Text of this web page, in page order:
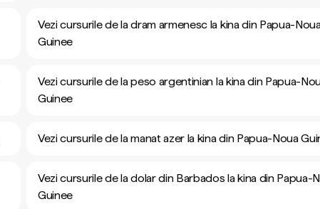
Vezi cursurile de la dram armenesc la kina din Papua-
Guinee
Vezi cursurile de la peso argentinian la kina din Papua-
Guinee
Vezi cursurile de la manat azer la kina din Papua-Noua
Vezi cursurile de la dolar din Barbados la kina din Papua-
Guinee